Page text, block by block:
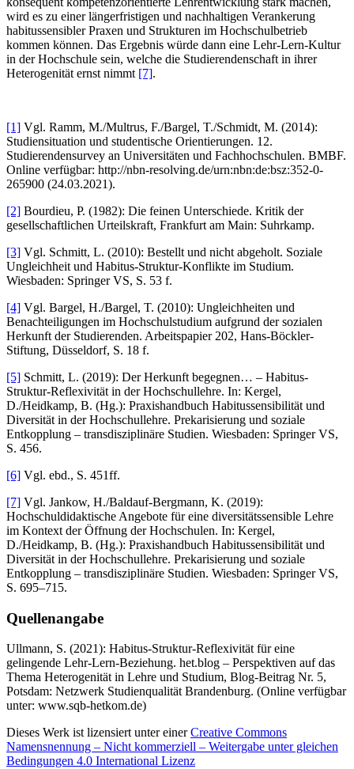
wird es zu einer längerfristigen und nachhaltigen Verankerung
habitussensibler Praxen und Strukturen im Hochschulbetrieb
kommen können. Das Ergebnis würde dann eine Lehr-Lern-Kultur
in der Hochschule sein, welche die Studierendenschaft in ihrer
Heterogenität ernst nimmt [7].
[1] Vgl. Ramm, M./Multrus, F./Bargel, T./Schmidt, M. (2014):
Studiensituation und studentische Orientierungen. 12.
Studierendensurvey an Universitäten und Fachhochschulen. BMBF.
Online verfügbar: http://nbn-resolving.de/urn:nbn:de:bsz:352-0-
265900 (24.03.2021).
[2] Bourdieu, P. (1982): Die feinen Unterschiede. Kritik der
gesellschaftlichen Urteilskraft, Frankfurt am Main: Suhrkamp.
[3] Vgl. Schmitt, L. (2010): Bestellt und nicht abgeholt. Soziale
Ungleichheit und Habitus-Struktur-Konflikte im Studium.
Wiesbaden: Springer VS, S. 53 f.
[4] Vgl. Bargel, H./Bargel, T. (2010): Ungleichheiten und
Benachteiligungen im Hochschulstudium aufgrund der sozialen
Herkunft der Studierenden. Arbeitspapier 202, Hans-Böckler-
Stiftung, Düsseldorf, S. 18 f.
[5] Schmitt, L. (2019): Der Herkunft begegnen… – Habitus-
Struktur-Reflexivität in der Hochschullehre. In: Kergel,
D./Heidkamp, B. (Hg.): Praxishandbuch Habitussensibilität und
Diversität in der Hochschullehre. Prekarisierung und soziale
Entkopplung – transdisziplinäre Studien. Wiesbaden: Springer VS,
S. 456.
[6] Vgl. ebd., S. 451ff.
[7] Vgl. Jankow, H./Baldauf-Bergmann, K. (2019):
Hochschuldidaktische Angebote für eine diversitätssensible Lehre
im Kontext der Öffnung der Hochschulen. In: Kergel,
D./Heidkamp, B. (Hg.): Praxishandbuch Habitussensibilität und
Diversität in der Hochschullehre. Prekarisierung und soziale
Entkopplung – transdisziplinäre Studien. Wiesbaden: Springer VS,
S. 695–715.
Quellenangabe
Ullmann, S. (2021): Habitus-Struktur-Reflexivität für eine
gelingende Lehr-Lern-Beziehung. het.blog – Perspektiven auf das
Thema Heterogenität in Lehre und Studium, Blog-Beitrag Nr. 5,
Potsdam: Netzwerk Studienqualität Brandenburg. (Online verfügbar
unter: www.sqb-hetkom.de)
Dieses Werk ist lizensiert unter einerCreative Commons
Namensnennung – Nicht kommerziell – Weitergabe unter gleichen
Bedingungen 4.0 International Lizenz